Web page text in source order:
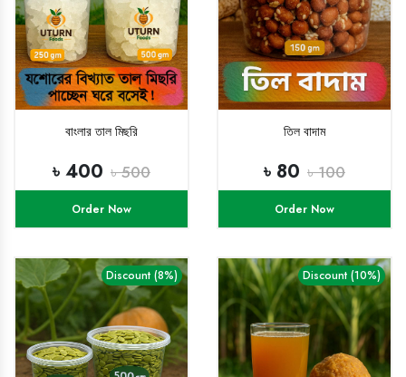
বাংলার তাল মিছরি
৳ 400 ৳ 500
Order Now
তিল বাদাম
৳ 80 ৳ 100
Order Now
Discount (8%) Discount (10%)